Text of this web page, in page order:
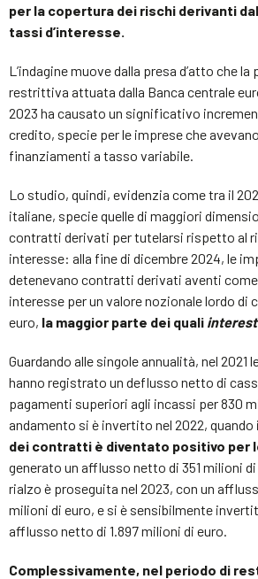
per la copertura dei rischi derivanti
tassi d’interesse.
L’indagine muove dalla presa d’atto che
restrittiva attuata dalla Banca centrale
2023 ha causato un significativo
credito, specie per le imprese che
finanziamenti a tasso variabile.
Lo studio, quindi, evidenzia come tra il
italiane, specie quelle di maggiori
contratti derivati per tutelarsi rispetto al
interesse: alla fine di dicembre 2024, le
detenevano contratti derivati aventi
interesse per un valore nozionale lordo di
euro, la maggior parte dei quali
Guardando alle singole annualità, nel 2021
hanno registrato un deflusso netto di
pagamenti superiori agli incassi per 830
andamento si è invertito nel 2022, quando
dei contratti è diventato positivo per
generato un afflusso netto di 351 milioni
rialzo è proseguita nel 2023, con un
milioni di euro, e si è sensibilmente
afflusso netto di 1.897 milioni di euro.
Complessivamente, nel periodo di